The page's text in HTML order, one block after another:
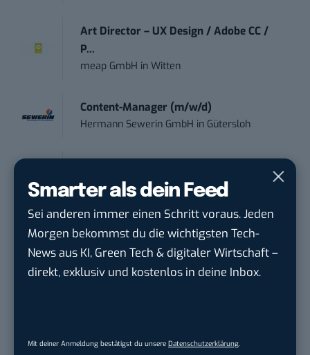
Smarter als dein Feed
Sei anderen immer einen Schritt voraus. Jeden
Morgen bekommst du die wichtigsten Tech-
News aus KI, Green Tech & digitaler Wirtschaft –
direkt, exklusiv und kostenlos in deine Inbox.
Mit deiner Anmeldung bestätigst du unsere Datenschutzerklärung.
Art Director – UX Design / Adobe CC /
P...
meap GmbH inWitten
Content-Manager (m/w/d)
Hermann Sewerin GmbH in Gütersloh
(m/w/d) B2...
TURCK-GruppeinMülheim an der Ruhr
Social Media – / Channel – Lead (...
EDEKA Südwest Stiftung & Co. KG in
Offenburg
TURCK-Gruppe Mülheim an der Ruhr